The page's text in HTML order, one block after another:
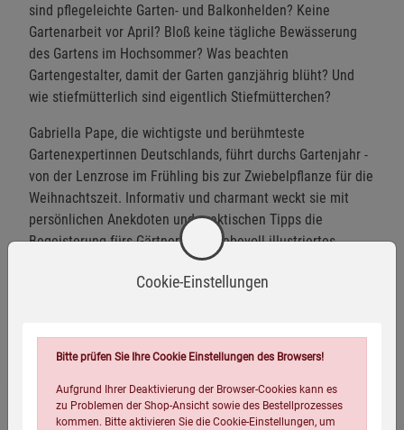
sind pflegeleichte Garten- und Balkonhelden? Keine
Gartenarbeit vor April? Bloß keine tägliche Bewässerung
des Gartens im Hochsommer? Was beachten
Gartengestalter, damit der Garten ganzjährig blüht? Und
wie stiefmütterlich sind eigentlich Stiefmütterchen?
Gabriella Pape, die wichtigste und berühmteste
Gartenexpertinnen Deutschlands, führt durchs Gartenjahr -
von der Lenzrose im Frühling bis zur Zwiebelpflanze für die
Weihnachtszeit. Informativ und charmant weckt sie mit
persönlichen Anekdoten und praktischen Tipps die
Begeisterung fürs Gärtnern. Ein liebevoll illustriertes
Lesevergnügen mit dem Sie sich Ein Paradies vor der
Haustür schaffen können.
Eigenschaften
Cookie-Einstellungen
Bitte prüfen Sie Ihre Cookie Einstellungen des Browsers!
Aufgrund Ihrer Deaktivierung der Browser-Cookies kann es
zu Problemen der Shop-Ansicht sowie des Bestellprozesses
kommen. Bitte aktivieren Sie die Cookie-Einstellungen, um